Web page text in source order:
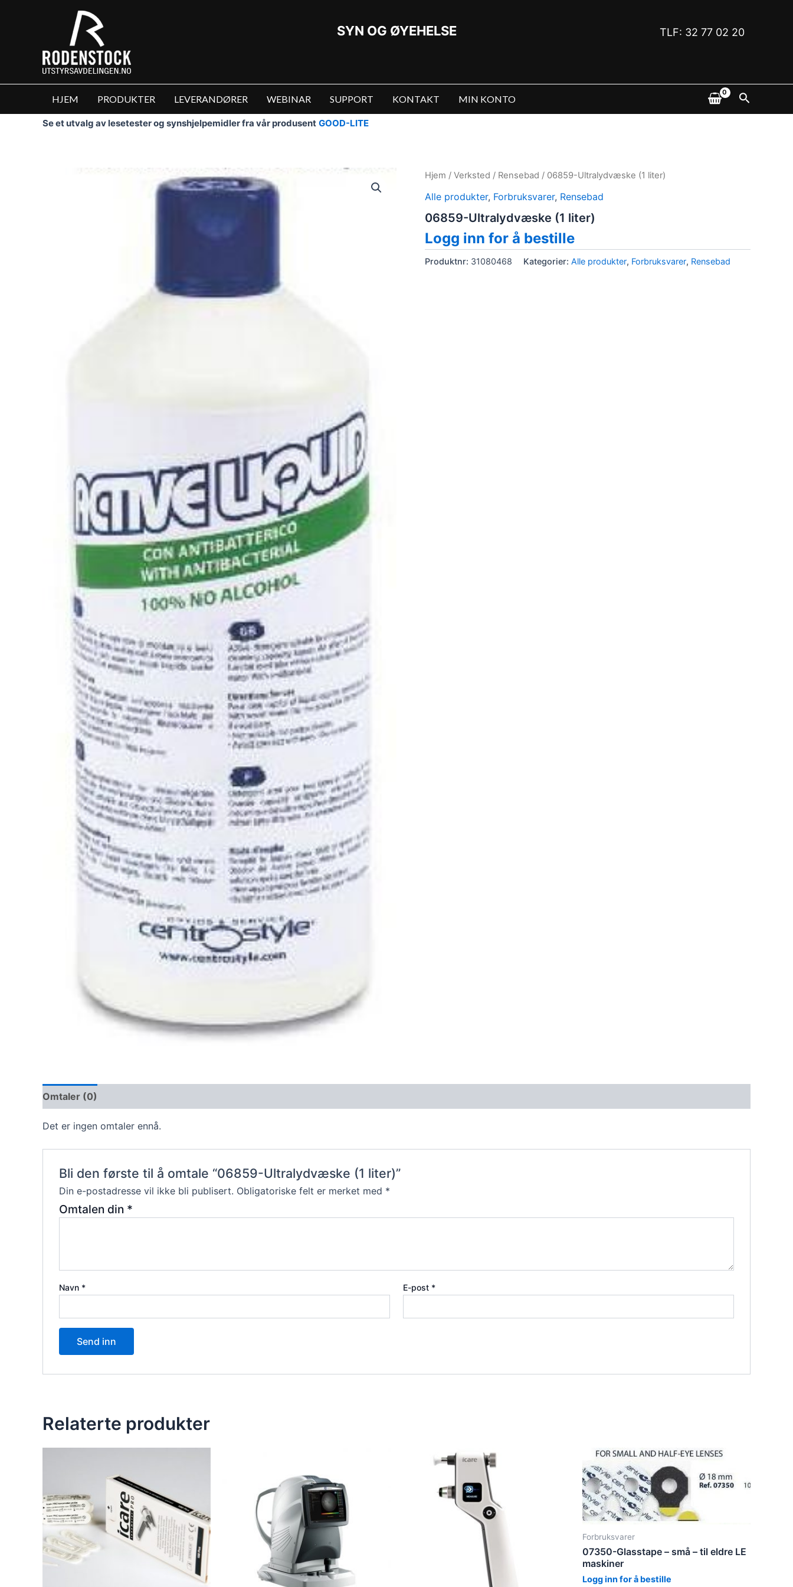
SYN OG ØYEHELSE TLF: 32 77 02 20
HJEM PRODUKTER LEVERANDØRER WEBINAR SUPPORT KONTAKT MIN KONTO Søk
Se et utvalg av lesetester og synshjelpemidler fra vår produsent GOOD-LITE
Hjem / Verksted / Rensebad / 06859-Ultralydvæske (1 liter)
Alle produkter, Forbruksvarer, Rensebad
06859-Ultralydvæske (1 liter)
Logg inn for å bestille
Produktnr: 31080468 Kategorier: Alle produkter, Forbruksvarer, Rensebad
Omtaler (0)
Det er ingen omtaler ennå.
Bli den første til å omtale “06859-Ultralydvæske (1 liter)”
Din e-postadresse vil ikke bli publisert. Obligatoriske felt er merket med *
Omtalen din *
Navn * E-post *
Relaterte produkter
Forbruksvarer
07350-Glasstape – små – til eldre LE
maskiner
Logg inn for å bestille